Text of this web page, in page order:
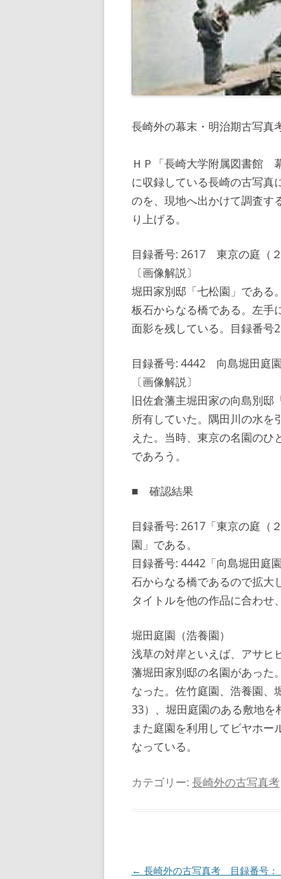
長崎外の幕末・明治期古写
ＨＰ「長崎大学附属図書館
に収録している長崎の古写真
のを、現地へ出かけて調査す
り上げる。
目録番号: 2617 東京の庭（２
〔画像解説〕
堀田家別邸「七松園」である
板石からなる橋である。左手
面影を残している。目録番号
目録番号: 4442 向島堀田庭園
〔画像解説〕
旧佐倉藩主堀田家の向島別邸
所有していた。隅田川の水を
えた。当時、東京の名園のひ
であろう。
■ 確認結果
目録番号: 2617「東京の庭（
園」である。
目録番号: 4442「向島堀田庭
石からなる橋であるので拡大
タイトルを他の作品に合わせ
堀田庭園（浩養園） 『
浅草の対岸といえば、アサヒ
藩堀田家別邸の名園があった
なった。佐竹庭園、浩養園、
33）、堀田庭園のある敷地を
また庭園を利用してビヤホー
なっている。
カテゴリー: 長崎外の古写真考
投
← 長崎外の古写真考 目録番号